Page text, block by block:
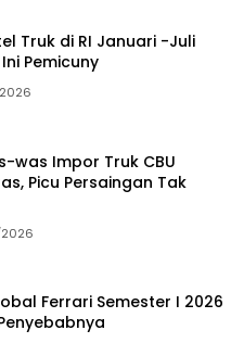
Truk di RI Januari -Juli
Pemicuny
was Impor Truk CBU
Picu Persaingan Tak
Ferrari Semester I 2026